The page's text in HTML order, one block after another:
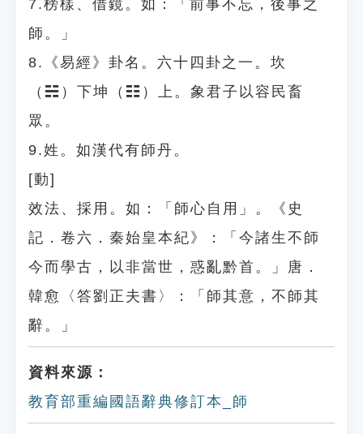
7.榜樣、借鏡。如：「前事不忘，後事之
師。」
8.《易經》卦名。六十四卦之一。坎
（☵）下坤（☷）上。象君子以容民畜
眾。
9.姓。如漢代有師丹。
[動]
效法、採用。如：「師心自用」。《史
記．卷六．秦始皇本紀》：「今諸生不師
今而學古，以非當世，惑亂黔首。」唐．
韓愈〈答劉正夫書〉：「師其意，不師其
辭。」
資料來源：
教育部重編國語辭典修訂本_師